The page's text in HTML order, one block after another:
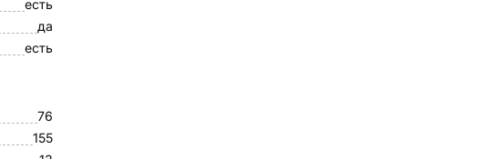
есть
да
есть
76
155